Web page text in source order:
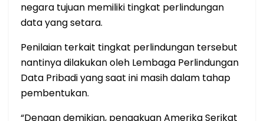
negara tujuan memiliki tingkat perlindungan
data yang setara.
Penilaian terkait tingkat perlindungan tersebut
nantinya dilakukan oleh Lembaga Perlindungan
Data Pribadi yang saat ini masih dalam tahap
pembentukan.
“Dengan demikian, pengakuan Amerika Serikat